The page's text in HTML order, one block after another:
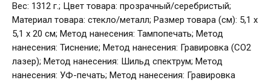
Вес: 1312 г.; Цвет товара: прозрачный/серебристый;
Материал товара: стекло/металл; Размер товара (см): 5,1 х
5,1 х 20 см; Метод нанесения: Тампопечать; Метод
нанесения: Тиснение; Метод нанесения: Гравировка (CO2
лазер); Метод нанесения: Шильд спектрум; Метод
нанесения: УФ-печать; Метод нанесения: Гравировка